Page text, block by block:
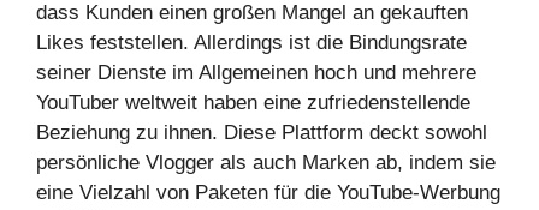
dass Kunden einen großen Mangel an gekauften
Likes feststellen. Allerdings ist die Bindungsrate
seiner Dienste im Allgemeinen hoch und mehrere
YouTuber weltweit haben eine zufriedenstellende
Beziehung zu ihnen. Diese Plattform deckt sowohl
persönliche Vlogger als auch Marken ab, indem sie
eine Vielzahl von Paketen für die YouTube-Werbung